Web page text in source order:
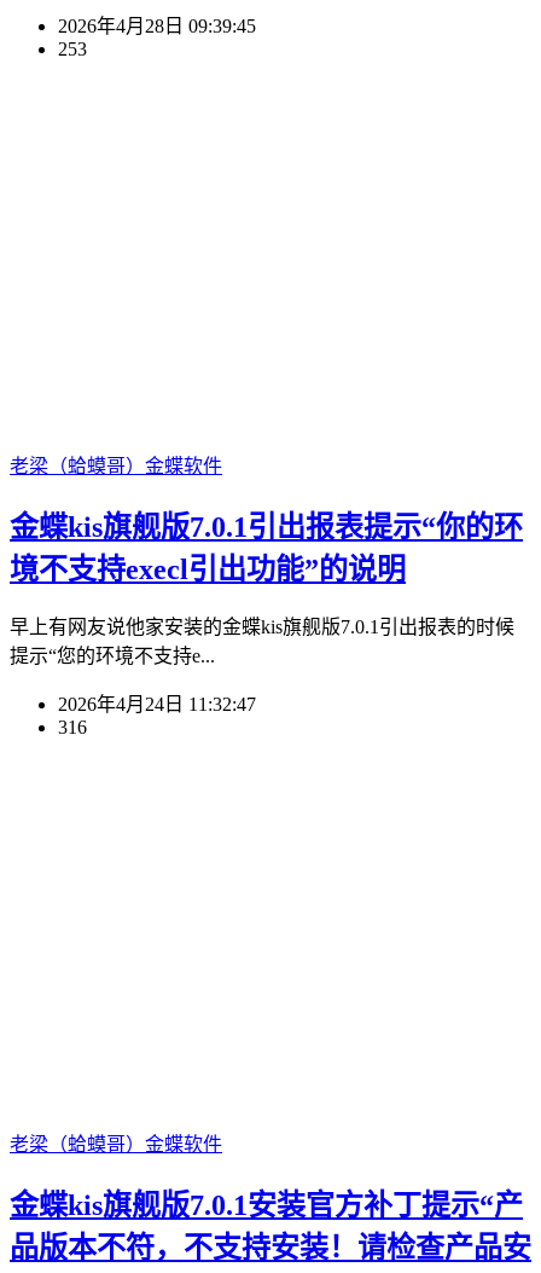
2026年4月28日 09:39:45
253
老梁（蛤蟆哥） 金蝶软件
金蝶kis旗舰版7.0.1引出报表提示“你的环
境不支持execl引出功能”的说明
早上有网友说他家安装的金蝶kis旗舰版7.0.1引出报表的时候
提示“您的环境不支持e...
2026年4月24日 11:32:47
316
老梁（蛤蟆哥） 金蝶软件
金蝶kis旗舰版7.0.1安装官方补丁提示“产
品版本不符，不支持安装！请检查产品安